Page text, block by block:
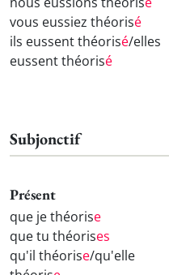
vous eussiez théorisé
ils eussent théorisé/elles
eussent théorisé
Subjonctif
Présent
que je théorise
que tu théorises
qu'il théorise/qu'elle